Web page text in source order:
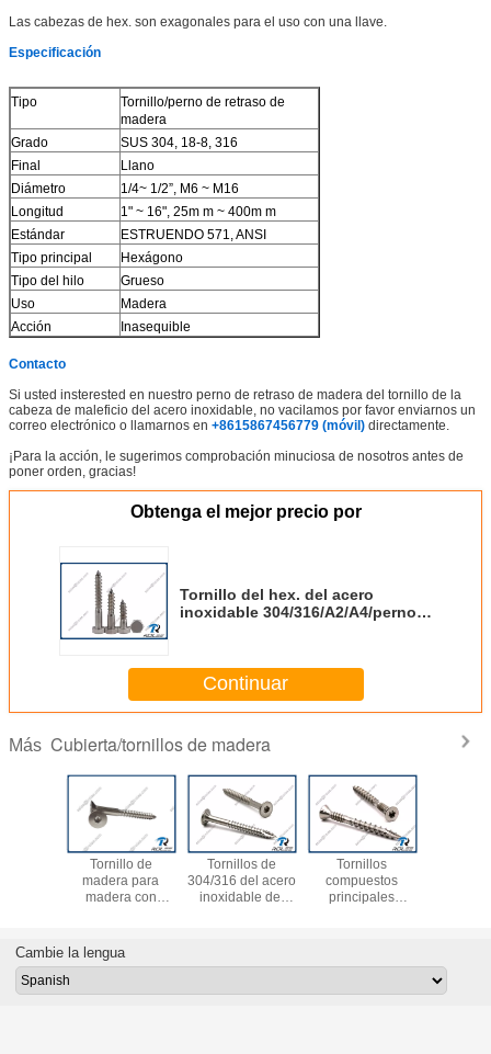
Las cabezas de hex. son exagonales para el uso con una llave.
Especificación
Tipo
Tornillo/perno de retraso de
madera
Grado
SUS 304, 18-8, 316
Final
Llano
Diámetro
1/4~ 1/2”, M6 ~ M16
Longitud
1" ~ 16", 25m m ~ 400m m
Estándar
ESTRUENDO 571, ANSI
Tipo principal
Hexágono
Tipo del hilo
Grueso
Uso
Madera
Acción
Inasequible
Contacto
Si usted insterested en nuestro perno de retraso de madera del tornillo de la
cabeza de maleficio del acero inoxidable, no vacilamos por favor enviarnos un
correo electrónico o llamarnos en +8615867456779 (móvil) directamente.
¡Para la acción, le sugerimos comprobación minuciosa de nosotros antes de
poner orden, gracias!
Obtenga el mejor precio por
Tornillo del hex. del acero
inoxidable 304/316/A2/A4/perno
Continuar
Más Cubierta/tornillos de madera
Tornillo de
madera para
madera con
acero inoxidable
304/316
Tornillos de
304/316 del acero
inoxidable del
Tornillos
compuestos
principales
con 4 semillas
Cambie la lengua